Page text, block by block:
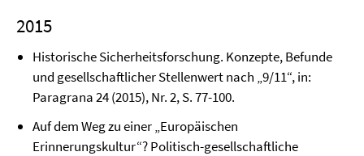
2015
Historische Sicherheitsforschung. Konzepte, Befunde
und gesellschaftlicher Stellenwert nach „9/11“, in:
Paragrana 24 (2015), Nr. 2, S. 77-100.
Auf dem Weg zu einer „Europäischen
Erinnerungskultur“? Politisch-gesellschaftliche